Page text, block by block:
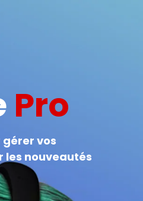
Pro
vos
les nouveautés